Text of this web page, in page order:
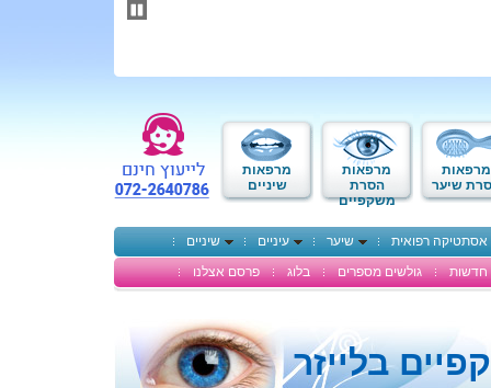
מרפאות
שיער
מרפאות
הסרת
משקפיים
מרפאות
שיניים
אסתטיקה רפואית שיער עיניים
שיניים
חדשות
גולשים מספרים בלוג פרסם אצלנו
בלייזר